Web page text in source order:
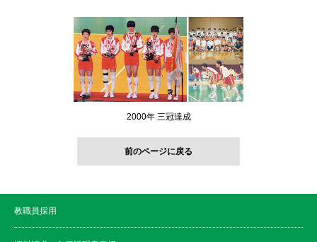
2000年 三冠達成
前のページに戻る
教職員採用